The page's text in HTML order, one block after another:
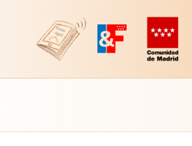
Revista Digital de EducaMadrid
Plataforma de